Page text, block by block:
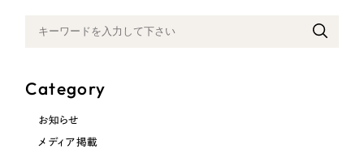
Category
お知らせ
メディア掲載